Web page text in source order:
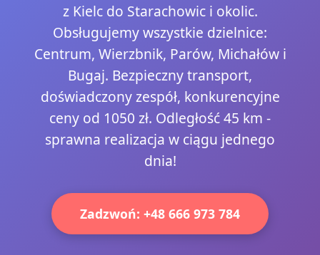
z Kielc do Starachowic i okolic.
Obsługujemy wszystkie dzielnice:
Centrum, Wierzbnik, Parów, Michałów i
Bugaj. Bezpieczny transport,
doświadczony zespół, konkurencyjne
ceny od 1050 zł. Odległość 45 km -
sprawna realizacja w ciągu jednego
dnia!
Zadzwoń: +48 666 973 784